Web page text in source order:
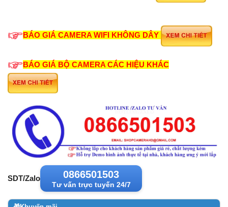
BÁO GIÁ CAMERA WIFI KHÔNG DÂY
BÁO GIÁ BỘ CAMERA CÁC HIỆU KHÁC
SDT/Zalo 0866501503
Tư vấn trực tuyến 24/7